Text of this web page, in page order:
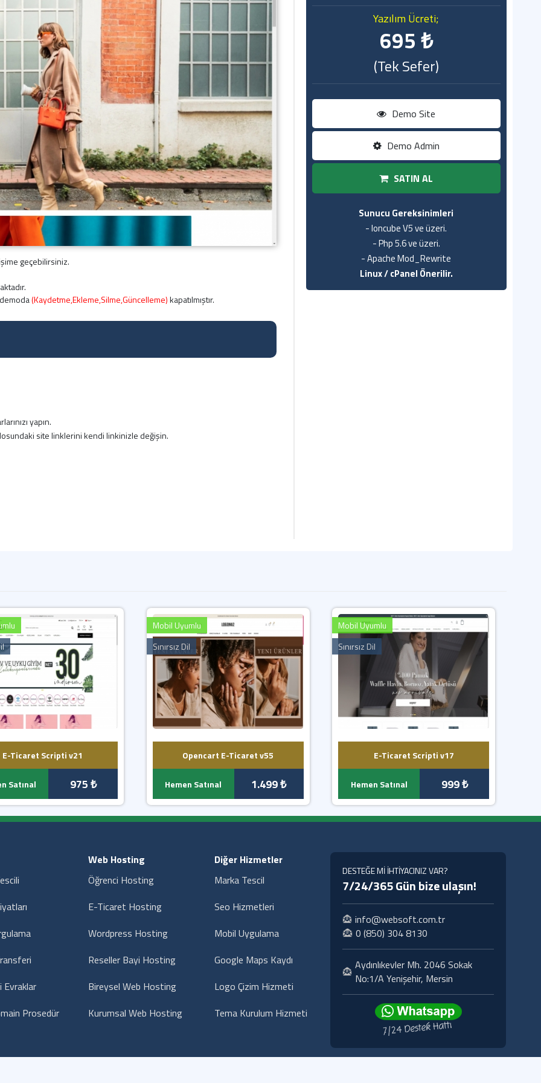
Yazılım Ücreti;
695 ₺
(Tek Sefer)
Demo Site
Demo Admin
SATIN AL
Sunucu Gereksinimleri
- Ioncube V5 ve üzeri.
- Php 5.6 ve üzeri.
- Apache Mod_Rewrite
Linux / cPanel Önerilir.
geçebilirsiniz.
(Kaydetme,Ekleme,Silme,Güncelleme)kapatılmıştır.
yapın.
site linklerini kendi linkinizle değişin.
E-Ticaret Scripti v21
Satınal 975 ₺
Mobil Uyumlu
Sınırsız Dil
Opencart E-Ticaret v55
Hemen Satınal 1.499 ₺
Mobil Uyumlu
Sınırsız Dil
E-Ticaret Scripti v17
Hemen Satınal 999 ₺
Evraklar
Prosedür
Web Hosting
Öğrenci Hosting
E-Ticaret Hosting
Wordpress Hosting
Reseller Bayi Hosting
Bireysel Web Hosting
Kurumsal Web Hosting
Diğer Hizmetler
Marka Tescil
Seo Hizmetleri
Mobil Uygulama
Google Maps Kaydı
Logo Çizim Hizmeti
Tema Kurulum Hizmeti
DESTEĞE Mİ İHTİYACINIZ VAR?
7/24/365 Gün bize ulaşın!
info@websoft.com.tr
0 (850) 304 8130
Aydınlıkevler Mh. 2046 Sokak
No:1/A Yenişehir, Mersin